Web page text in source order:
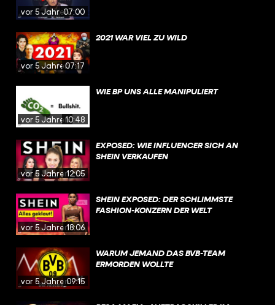
vor 5 Jahren07:00
vor 5 Jahren07:17
2021 WAR VIEL ZU WILD
vor 5 Jahren10:48
WIE BP UNS ALLE MANIPULIERT
vor 5 Jahren12:05
EXPOSED: WIE INFLUENCER SICH AN
SHEIN VERKAUFEN
vor 5 Jahren18:06
SHEIN EXPOSED: DER SCHLIMMSTE
FASHION-KONZERN DER WELT
vor 5 Jahren09:15
WARUM JEMAND DAS BVB-TEAM
ERMORDEN WOLLTE